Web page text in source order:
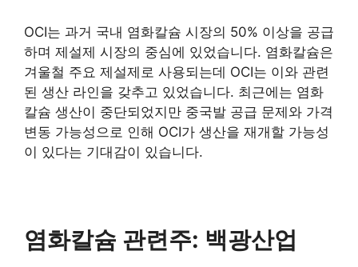
OCI는 과거 국내 염화칼슘 시장의 50% 이상을 공급
하며 제설제 시장의 중심에 있었습니다. 염화칼슘은
겨울철 주요 제설제로 사용되는데 OCI는 이와 관련
된 생산 라인을 갖추고 있었습니다. 최근에는 염화
칼슘 생산이 중단되었지만 중국발 공급 문제와 가격
변동 가능성으로 인해 OCI가 생산을 재개할 가능성
이 있다는 기대감이 있습니다.
염화칼슘 관련주: 백광산업